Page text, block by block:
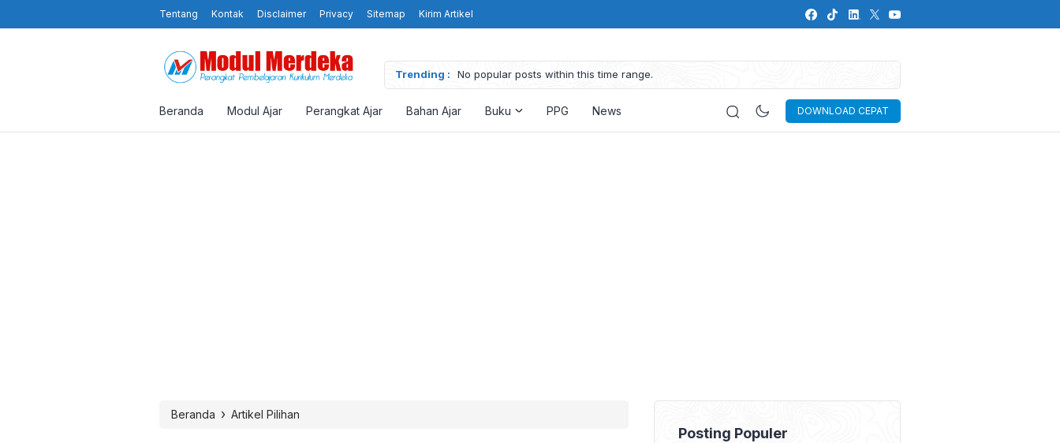
Tentang Kontak Disclaimer Privacy Sitemap Kirim Artikel
Trending : No popular posts within this time range.
DOWNLOAD CEPAT
Beranda Modul Ajar Perangkat Ajar Bahan Ajar Buku PPG News
Beranda › Artikel Pilihan
Posting Populer